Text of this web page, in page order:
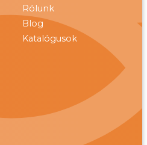
Rólunk
Blog
Katalógusok